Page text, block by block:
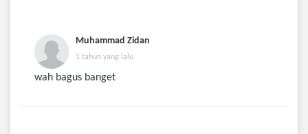
Muhammad Zidan
1 tahun yang lalu
wah bagus banget